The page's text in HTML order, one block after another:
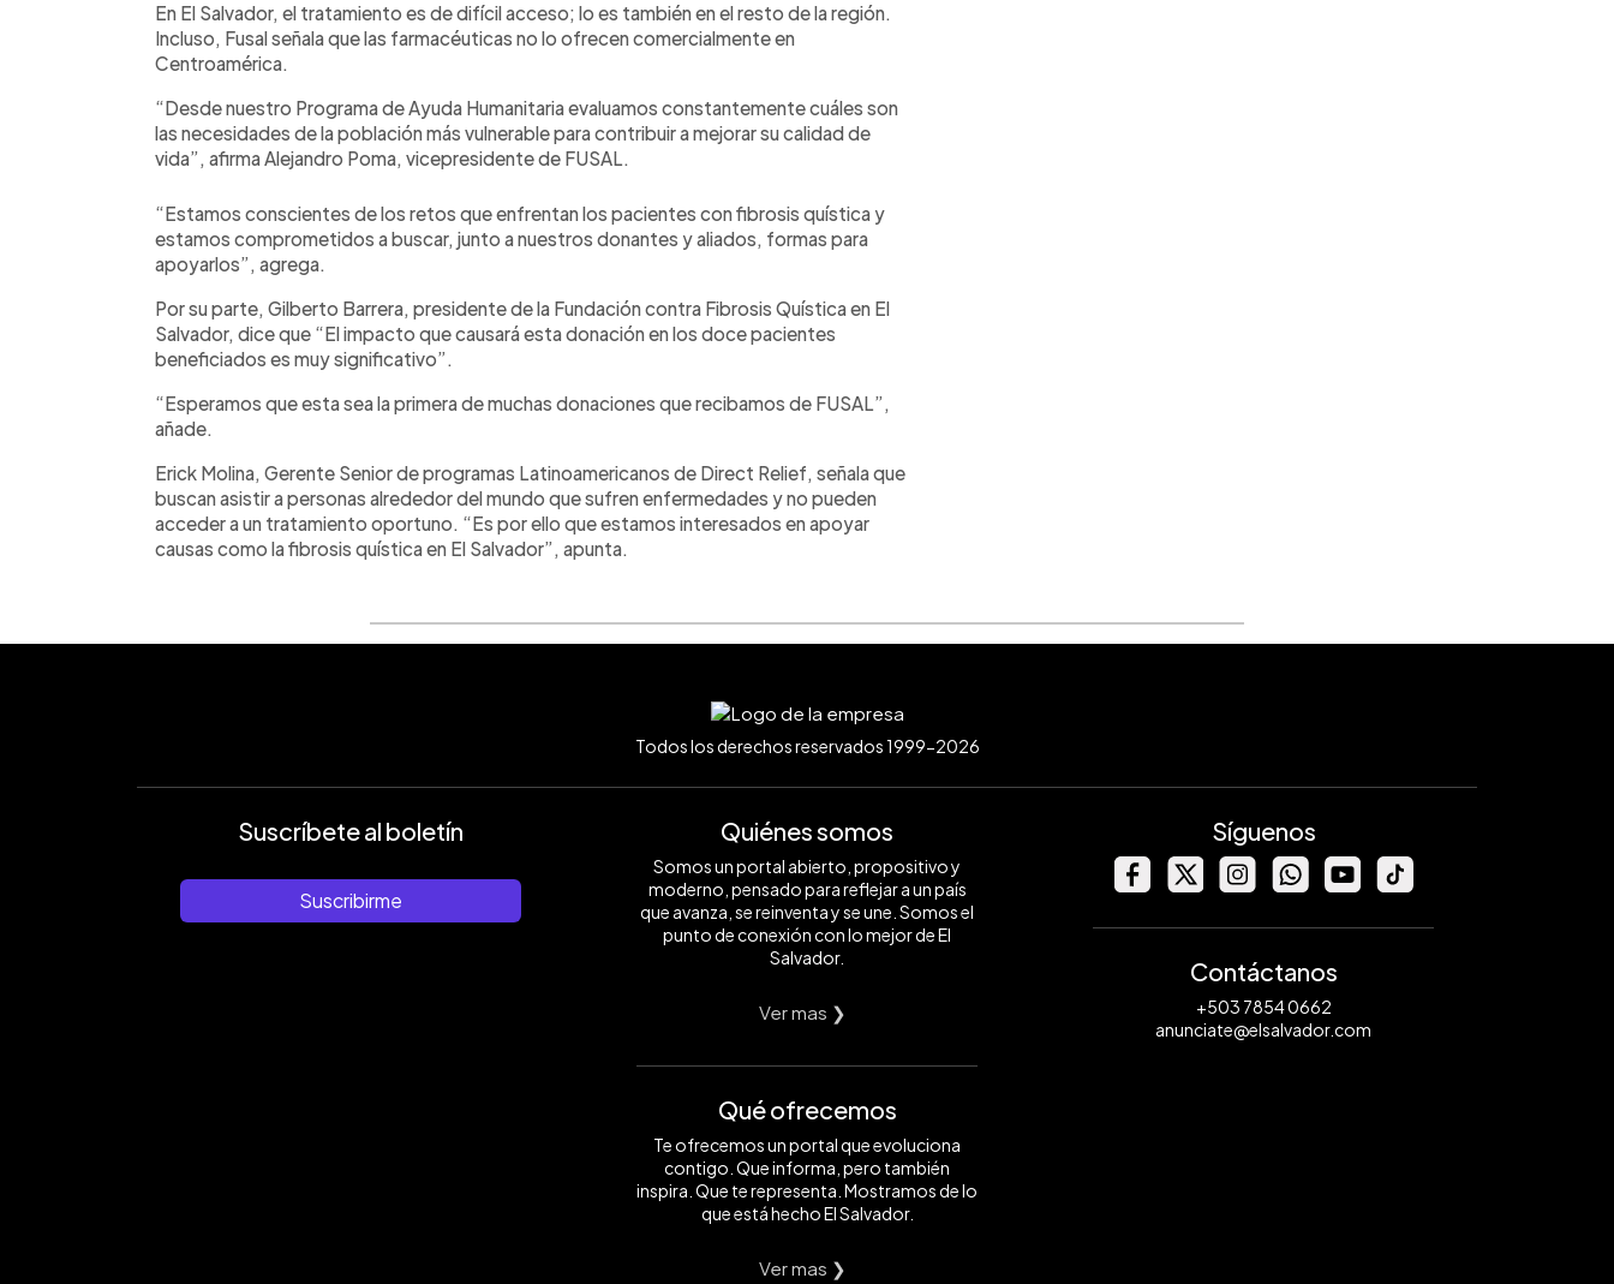
En El Salvador, el tratamiento es de difícil acceso; lo es también en el resto de la región.
Incluso, Fusal señala que las farmacéuticas no lo ofrecen comercialmente en
Centroamérica.
“Desde nuestro Programa de Ayuda Humanitaria evaluamos constantemente cuáles son
las necesidades de la población más vulnerable para contribuir a mejorar su calidad de
vida”, afirma Alejandro Poma, vicepresidente de FUSAL.
“Estamos conscientes de los retos que enfrentan los pacientes con fibrosis quística y
estamos comprometidos a buscar, junto a nuestros donantes y aliados, formas para
apoyarlos”, agrega.
Por su parte, Gilberto Barrera, presidente de la Fundación contra Fibrosis Quística en El
Salvador, dice que “El impacto que causará esta donación en los doce pacientes
beneficiados es muy significativo”.
“Esperamos que esta sea la primera de muchas donaciones que recibamos de FUSAL”,
añade.
Erick Molina, Gerente Senior de programas Latinoamericanos de Direct Relief, señala que
buscan asistir a personas alrededor del mundo que sufren enfermedades y no pueden
acceder a un tratamiento oportuno. “Es por ello que estamos interesados en apoyar
causas como la fibrosis quística en El Salvador”, apunta.
Todos los derechos reservados 1999-2026
Suscríbete al boletín
Suscribirme
Quiénes somos
Somos un portal abierto, propositivo y
moderno, pensado para reflejar a un país
que avanza, se reinventa y se une. Somos el
punto de conexión con lo mejor de El
Salvador.
Ver mas ❯
Qué ofrecemos
Te ofrecemos un portal que evoluciona
contigo. Que informa, pero también
inspira. Que te representa. Mostramos de lo
que está hecho El Salvador.
Ver mas ❯
Síguenos
Contáctanos
+503 7854 0662
anunciate@elsalvador.com